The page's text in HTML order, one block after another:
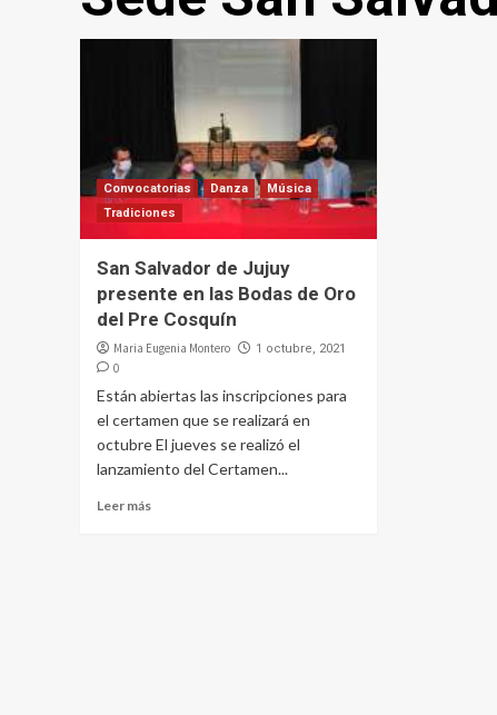
Convocatorias Danza
Música
Tradiciones
San Salvador de Jujuy
presente en las Bodas de Oro
del Pre Cosquín
Maria Eugenia Montero 1 octubre, 2021
0
Están abiertas las inscripciones para
el certamen que se realizará en
octubre El jueves se realizó el
lanzamiento del Certamen...
Leer más